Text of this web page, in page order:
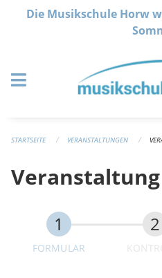
Navigation überspringen
Die Musikschule Horw
STARTSEITE VERANSTALTUNGEN
FORMULAR